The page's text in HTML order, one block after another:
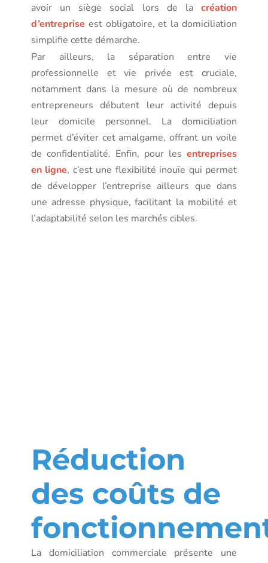
avoir un siège social lors de la création
d’entreprise est obligatoire, et la domiciliation
simplifie cette démarche.
Par ailleurs, la séparation entre vie
professionnelle et vie privée est cruciale,
notamment dans la mesure où de nombreux
entrepreneurs débutent leur activité depuis
leur domicile personnel. La domiciliation
permet d’éviter cet amalgame, offrant un voile
de confidentialité. Enfin, pour les entreprises
en ligne, c’est une flexibilité inouïe qui permet
de développer l’entreprise ailleurs que dans
une adresse physique, facilitant la mobilité et
l’adaptabilité selon les marchés cibles.
Réduction
des coûts de
La domiciliation commerciale présente une